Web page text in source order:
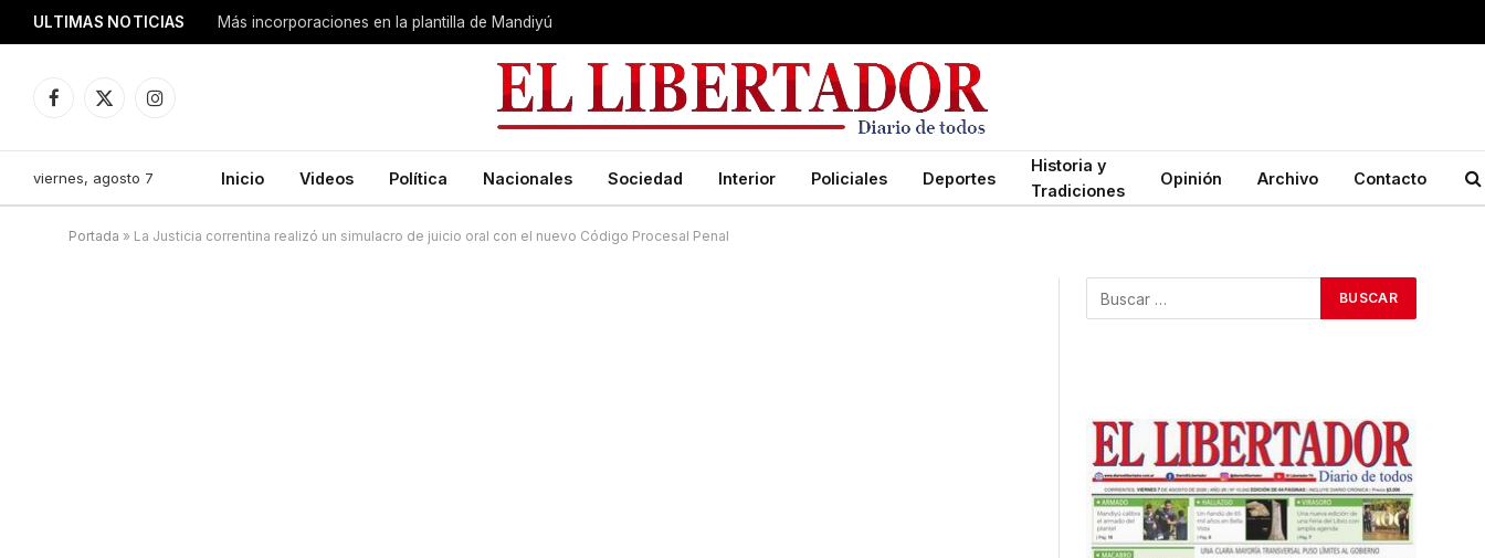
ULTIMAS NOTICIAS Más incorporaciones en la plantilla de Mandiyú
Facebook
X
Instagram
viernes, agosto 7 Inicio Videos Política Nacionales Sociedad Interior Policiales Deportes
Historia y
Tradiciones
Opinión Archivo Contacto
Portada » La Justicia correntina realizó un simulacro de juicio oral con el nuevo Código Procesal Penal